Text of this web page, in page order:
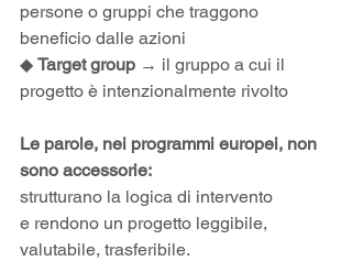
persone o gruppi che traggono
beneficio dalle azioni
◆ Target group → il gruppo a cui il
progetto è intenzionalmente rivolto
Le parole, nei programmi europei, non
sono accessorie:
strutturano la logica di intervento
e rendono un progetto leggibile,
valutabile, trasferibile.